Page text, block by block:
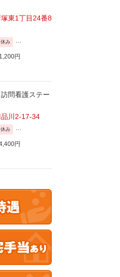
東1丁目24番8
み
円
問看護ステー
川2-17-34
み
円